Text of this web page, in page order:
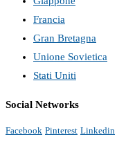
Francia
Gran Bretagna
Unione Sovietica
Stati Uniti
Social Networks
Facebook Pinterest Linkedin